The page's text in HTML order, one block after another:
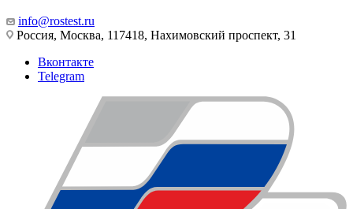
info@rostest.ru
Россия, Москва, 117418, Нахимовский проспект, 31
Вконтакте
Telegram